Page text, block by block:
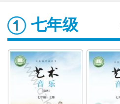
七年级